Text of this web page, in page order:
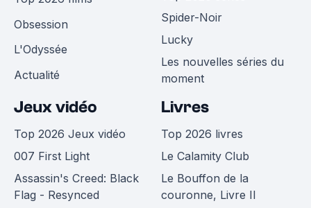
Obsession
L'Odyssée
Actualité
Spider-Noir
Lucky
Les nouvelles séries du
moment
Jeux vidéo
Top 2026 Jeux vidéo
007 First Light
Assassin's Creed: Black
Flag - Resynced
Livres
Top 2026 livres
Le Calamity Club
Le Bouffon de la
couronne, Livre II